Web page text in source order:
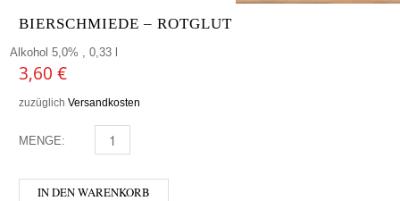
BIERSCHMIEDE – ROTGLUT
Alkohol 5,0% , 0,33 l
3,60 €
zuzüglich Versandkosten
MENGE: BIERSCHMIEDE - ROTGLUT MENGE
IN DEN WARENKORB